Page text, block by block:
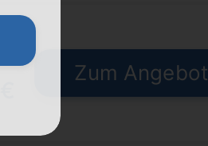
Zum Angebot